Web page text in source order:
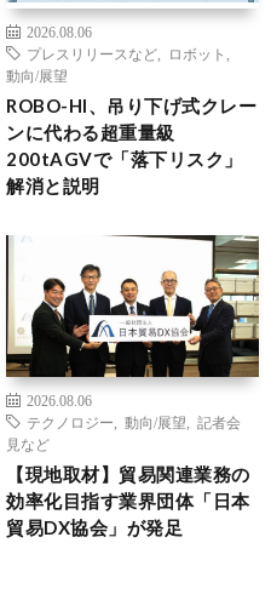
2026.08.06
プレスリリースなど
ロボット
動向/展望
ROBO-HI、吊り下げ式クレー
ンに代わる超重量級
200tAGVで「落下リスク」
解消と説明
2026.08.06
テクノロジー
動向/展望
記者会
見など
【現地取材】貿易関連業務の
効率化目指す業界団体「日本
貿易DX協会」が発足